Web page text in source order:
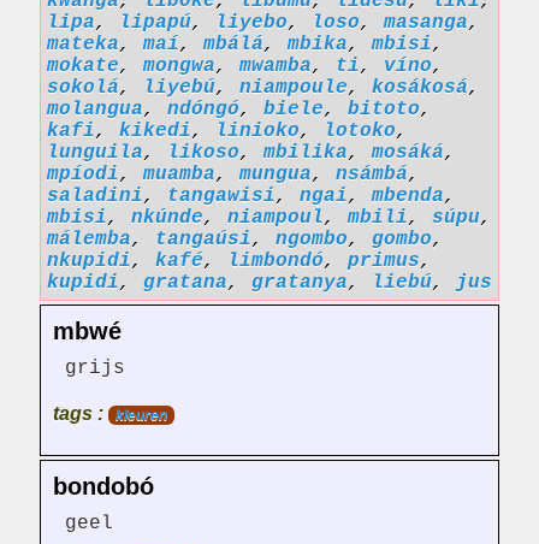
lipa, lipapú, liyebo, loso,masanga,
mateka,maí,mbálá,mbika,mbisi,
mokate,mongwa,mwamba, ti, víno,
sokolá, liyebú, niampoule, kosákosá,
molangua, ndóngó, biele, bitoto,
kafi, kikedi, linioko, lotoko,
lunguila, likoso,mbilika,mosáká,
mpíodi,muamba,mungua, nsámbá,
saladini, tangawisi, ngai,mbenda,
mbisi, nkúnde, niampoul,mbili, súpu,
málemba, tangaúsi, ngombo, gombo,
nkupidi, kafé, limbondó, primus,
kupidi, gratana, gratanya, liebú, jus
mbwé
grijs
tags : kleuren
bondobó
geel